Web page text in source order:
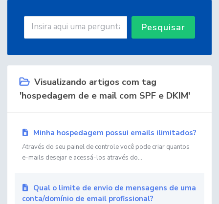
Pesquisar
Visualizando artigos com tag
'hospedagem de e mail com SPF e DKIM'
Minha hospedagem possui emails ilimitados?
Através do seu painel de controle você pode criar quantos
e-mails desejar e acessá-los através do...
Qual o limite de envio de mensagens de uma
conta/domínio de email profissional?